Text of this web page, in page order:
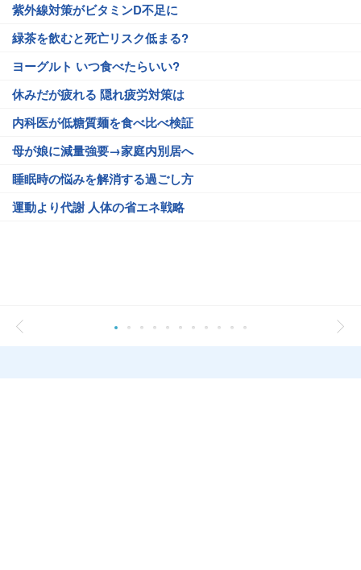
紫外線対策がビタミンD不足に
緑茶を飲むと死亡リスク低まる?
ヨーグルト いつ食べたらいい?
休みだが疲れる 隠れ疲労対策は
内科医が低糖質麺を食べ比べ検証
母が娘に減量強要→家庭内別居へ
睡眠時の悩みを解消する過ごし方
運動より代謝 人体の省エネ戦略